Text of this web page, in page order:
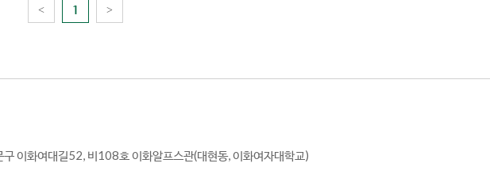
< 1 >
이화여대길52, 비108호 이화알프스관(대현동, 이화여자대학교)